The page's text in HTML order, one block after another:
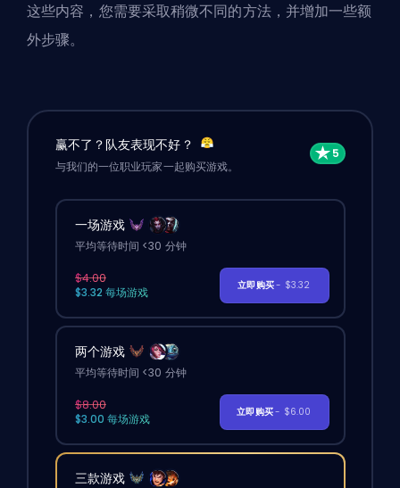
这些内容，您需要采取稍微不同的方法，并增加一些额
外步骤。
赢不了？队友表现不好？
与我们的一位职业玩家一起购买游戏。
一场游戏
平均等待时间 <30 分钟
$4.00
$3.32 每场游戏
立即购买- $3.32
两个游戏
平均等待时间 <30 分钟
$8.00
$3.00 每场游戏
立即购买- $6.00
三款游戏